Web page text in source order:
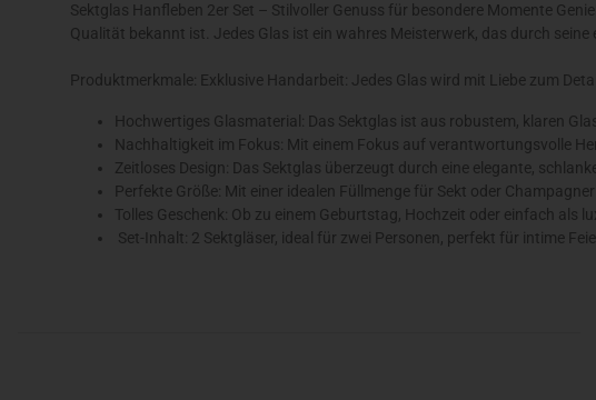
Sektglas Hanfleben 2er Set – Stilvoller Genuss für besondere Momente
Qualität bekannt ist. Jedes Glas ist ein wahres Meisterwerk, das durch
Produktmerkmale: Exklusive Handarbeit: Jedes Glas wird mit Liebe zum
Hochwertiges Glasmaterial: Das Sektglas ist aus robustem, klaren
Nachhaltigkeit im Fokus: Mit einem Fokus auf verantwortungsvolle
Zeitloses Design: Das Sektglas überzeugt durch eine elegante,
Perfekte Größe: Mit einer idealen Füllmenge für Sekt oder
Tolles Geschenk: Ob zu einem Geburtstag, Hochzeit oder einfach als
Set-Inhalt: 2 Sektgläser, ideal für zwei Personen, perfekt für intime